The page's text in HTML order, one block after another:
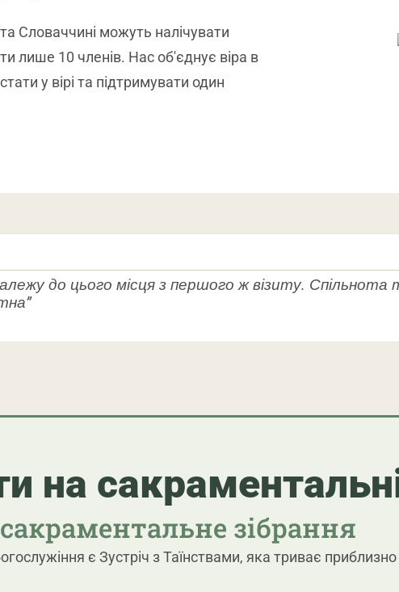
Словаччині можуть налічувати
лише 10 членів. Нас об'єднує віра в
у вірі та підтримувати один
до цього місця з першого ж візиту. Спільнота
на
сакраментальне зібрання
є Зустріч з Таїнствами, яка триває